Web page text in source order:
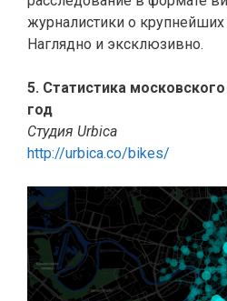
журналистики о
Наглядно и эксклюзивно.
5. Статистика
год
Студия Urbica
http://urbica.co/bikes/